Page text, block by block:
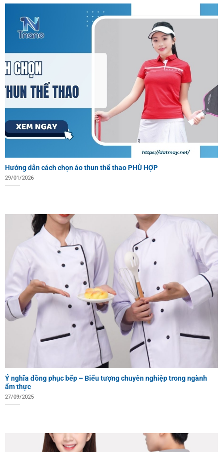
Hướng dẫn cách chọn áo thun thể thao PHÙ HỢP
29/01/2026
Ý nghĩa đồng phục bếp – Biểu tượng chuyên nghiệp trong ngành
ẩm thực
27/09/2025